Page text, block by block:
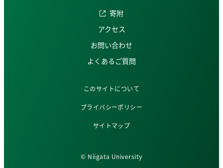
寄附
アクセス
お問い合わせ
よくあるご質問
このサイトについて
プライバシーポリシー
サイトマップ
© Niigata University